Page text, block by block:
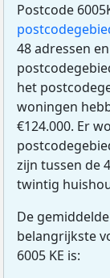
Postcode
48 adressen
het
woningen
€124.000. Er
zijn tussen de
twintig
De
belangrijkste
6005 KE is: